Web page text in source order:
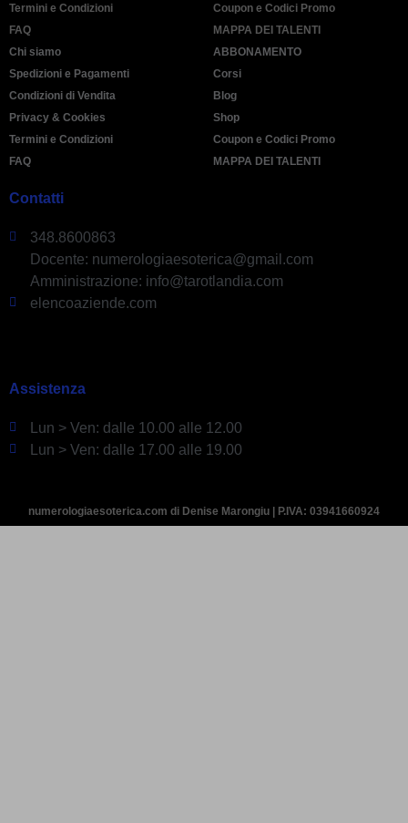
Termini e Condizioni
FAQ
Chi siamo
Spedizioni e Pagamenti
Condizioni di Vendita
Privacy & Cookies
Termini e Condizioni
FAQ
Coupon e Codici Promo
MAPPA DEI TALENTI
ABBONAMENTO
Corsi
Blog
Shop
Coupon e Codici Promo
MAPPA DEI TALENTI
Contatti
348.8600863
Docente: numerologiaesoterica@gmail.com
Amministrazione: info@tarotlandia.com
elencoaziende.com
Assistenza
Lun > Ven: dalle 10.00 alle 12.00
Lun > Ven: dalle 17.00 alle 19.00
numerologiaesoterica.com di Denise Marongiu | P.IVA: 03941660924